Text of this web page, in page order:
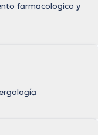
farmacologico y